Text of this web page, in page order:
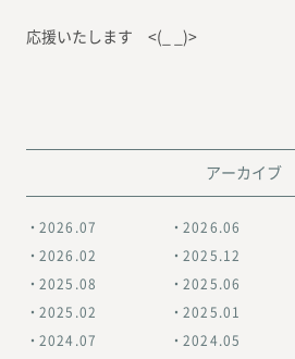
応援いたします <(_ _)>
アーカイブ
2026.07 2026.06
2026.02 2025.12
2025.08 2025.06
2025.02 2025.01
2024.07 2024.05